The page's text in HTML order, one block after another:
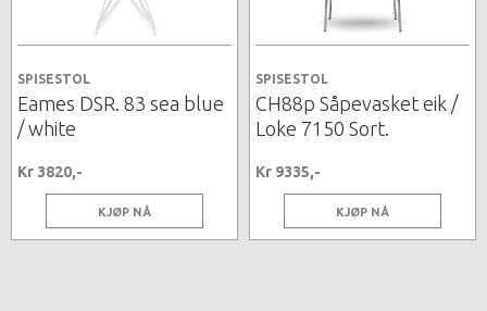
SPISESTOL
Eames DSR. 83 sea blue
/ white
Kr 3820,-
KJØP NÅ
SPISESTOL
CH88p Såpevasket eik /
Loke 7150 Sort.
Kr 9335,-
KJØP NÅ